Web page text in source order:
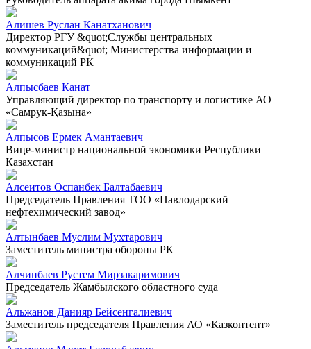
Алишев Руслан Канатханович
Директор РГУ &quot;Службы центральных
коммуникаций&quot; Министерства информации и
коммуникаций РК
Алпысбаев Канат
Управляющий директор по транспорту и логистике АО
«Самрук-Қазына»
Алпысов Ермек Амантаевич
Вице-министр национальной экономики Республики
Казахстан
Алсеитов Оспанбек Балтабаевич
Председатель Правления ТОО «Павлодарский
нефтехимический завод»
Алтынбаев Муслим Мухтарович
Заместитель министра обороны РК
Алчинбаев Рустем Мирзакаримович
Председатель Жамбылского областного суда
Альжанов Данияр Бейсенгалиевич
Заместитель председателя Правления АО «Казконтент»